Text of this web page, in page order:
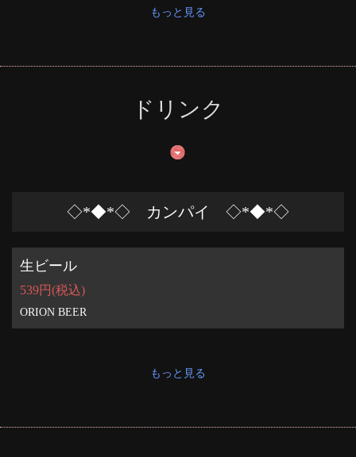
もっと見る
ドリンク
◇*◆*◇ カンパイ ◇*◆*◇
生ビール
539円(税込)
ORION BEER
もっと見る